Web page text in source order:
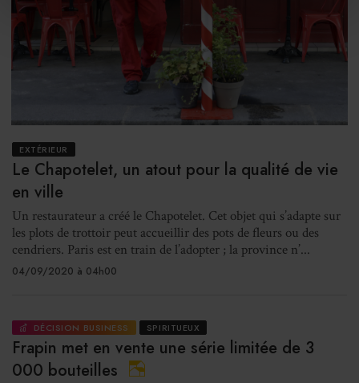
EXTÉRIEUR
Le Chapotelet, un atout pour la qualité de vie
en ville
Un restaurateur a créé le Chapotelet. Cet objet qui s’adapte sur
les plots de trottoir peut accueillir des pots de fleurs ou des
cendriers. Paris est en train de l’adopter ; la province n’...
04/09/2020 à 04h00
DÉCISION BUSINESS SPIRITUEUX
Frapin met en vente une série limitée de 3
000 bouteilles